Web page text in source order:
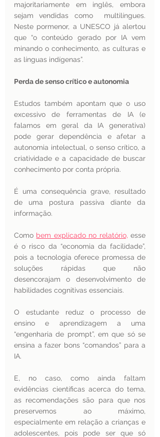
majoritariamente em inglês, embora
sejam vendidas como  multilíngues.
Neste pormenor, a UNESCO já alertou
que “o conteúdo gerado por IA vem
minando o conhecimento, as culturas e
as línguas indígenas”.
Perda de senso crítico e autonomia
Estudos também apontam que o uso
excessivo de ferramentas de IA (e
falamos em geral da IA generativa)
pode gerar dependência e afetar a
autonomia intelectual, o senso crítico, a
criatividade e a capacidade de buscar
conhecimento por conta própria.
É uma consequência grave, resultado
de uma postura passiva diante da
informação.
Como bem explicado no relatório, esse
é o risco da “economia da facilidade”,
pois a tecnologia oferece promessa de
soluções rápidas que não
desencorajam o desenvolvimento de
habilidades cognitivas essenciais.
O estudante reduz o processo de
ensino e aprendizagem a uma
“engenharia de prompt”, em que só se
ensina a fazer bons “comandos” para a
IA.
E, no caso, como ainda faltam
evidências científicas acerca do tema,
as recomendações são para que nos
preservemos ao máximo,
especialmente em relação a crianças e
adolescentes, pois pode ser que só